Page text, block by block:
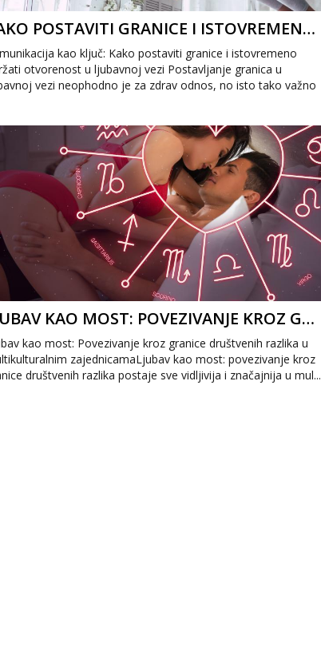
KAKO POSTAVITI GRANICE I ISTOVREMENO ODRŽATI OTVORENOST U LJUBAVNOJ VEZI
kao ključ: Kako postaviti granice i istovremeno
otvorenost u ljubavnoj vezi Postavljanje granica u
vezi neophodno je za zdrav odnos, no isto tako važno
LJUBAV KAO MOST: POVEZIVANJE KROZ GRANICE DRUŠTVENIH RAZLIKA
kao most: Povezivanje kroz granice društvenih razlika u
zajednicamaLjubav kao most: povezivanje kroz
društvenih razlika postaje sve vidljivija i značajnija u mul...